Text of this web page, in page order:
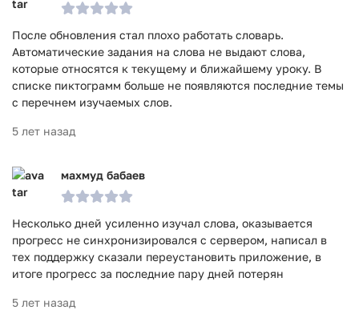
После обновления стал плохо работать словарь.
Автоматические задания на слова не выдают слова,
которые относятся к текущему и ближайшему уроку. В
списке пиктограмм больше не появляются последние темы
с перечнем изучаемых слов.
5 лет назад
махмуд бабаев
Несколько дней усиленно изучал слова, оказывается
прогресс не синхронизировался с сервером, написал в
тех поддержку сказали переустановить приложение, в
итоге прогресс за последние пару дней потерян
5 лет назад